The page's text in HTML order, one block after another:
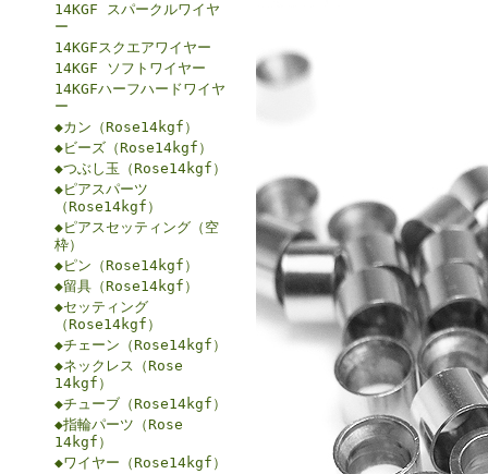
14KGF スパークルワイヤ
ー
14KGFスクエアワイヤー
14KGF ソフトワイヤー
14KGFハーフハードワイヤ
ー
◆カン（Rose14kgf）
◆ビーズ（Rose14kgf）
◆つぶし玉（Rose14kgf）
◆ピアスパーツ
（Rose14kgf）
◆ピアスセッティング（空
枠）
◆ピン（Rose14kgf）
◆留具（Rose14kgf）
◆セッティング
（Rose14kgf）
◆チェーン（Rose14kgf）
◆ネックレス（Rose
14kgf）
◆チューブ（Rose14kgf）
◆指輪パーツ（Rose
14kgf）
◆ワイヤー（Rose14kgf）